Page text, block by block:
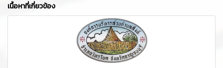
เนื้อหาที่เกี่ยวข้อง